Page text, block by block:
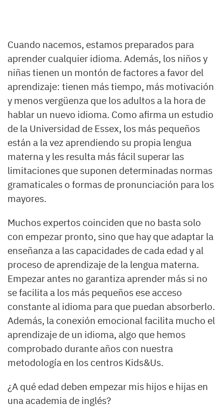
Cuando nacemos, estamos preparados para
aprender cualquier idioma. Además, los niños y
niñas tienen un montón de factores a favor del
aprendizaje: tienen más tiempo, más motivación
y menos vergüenza que los adultos a la hora de
hablar un nuevo idioma. Como afirma un estudio
de la Universidad de Essex, los más pequeños
están a la vez aprendiendo su propia lengua
materna y les resulta más fácil superar las
limitaciones que suponen determinadas normas
gramaticales o formas de pronunciación para los
mayores.
Muchos expertos coinciden que no basta solo
con empezar pronto, sino que hay que adaptar la
enseñanza a las capacidades de cada edad y al
proceso de aprendizaje de la lengua materna.
Empezar antes no garantiza aprender más si no
se facilita a los más pequeños ese acceso
constante al idioma para que puedan absorberlo.
Además, la conexión emocional facilita mucho el
aprendizaje de un idioma, algo que hemos
comprobado durante años con nuestra
metodología en los centros Kids&Us.
¿A qué edad deben empezar mis hijos e hijas en
una academia de inglés?